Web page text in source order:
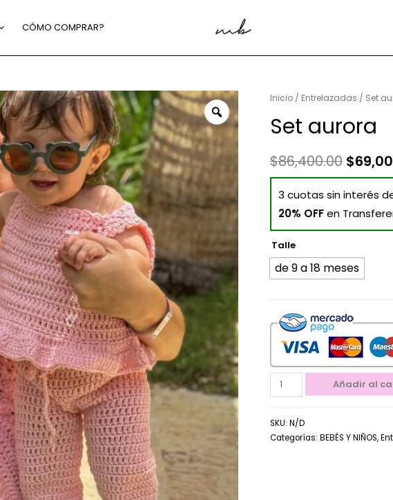
CÓMO COMPRAR?
Inicio/ Entrelazadas / Set
Set aurora
$86,400.00 $
3 cuotas sin interés
20% OFFen
Talle
de 9 a 18 meses
Añadir al
SKU: N/D
Categorías: BEBÉS Y NIÑOS,